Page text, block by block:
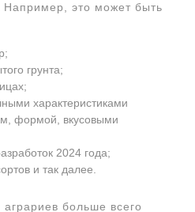
Например, это может быть
грунта;
характеристиками
формой, вкусовыми
2024 года;
и так далее.
больше всего